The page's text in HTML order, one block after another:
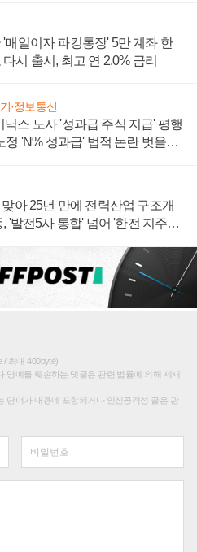
'매일이자 파킹통장' 5만 계좌 한
시 출시, 최고 연 2.0% 금리
·정보통신
닉스 노사 '성과급 주식 지급' 평행
정 'N% 성과급' 법적 논란 벗을지
아 25년 만에 전력산업 구조개
'발전5사 통합' 넘어 '한전 지주사'
/ 최대 400byte)
명예를 훼손하는 댓글은 관련 법률에 의해 제재
단어가 내용에 포함되거나 인신공격성 글은 관